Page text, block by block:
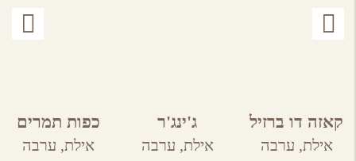
קאזה דו ברזיל
אילת, ערבה
ג'ינג'ר
אילת, ערבה
כפות תמרים
אילת, ערבה